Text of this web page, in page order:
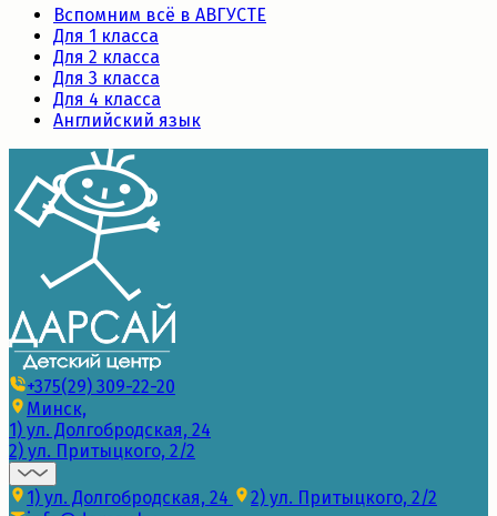
Вспомним всё в АВГУСТЕ
Для 1 класса
Для 2 класса
Для 3 класса
Для 4 класса
Английский язык
+375(29) 309-22-20
Минск,
1) ул. Долгобродская, 24
2) ул. Притыцкого, 2/2
1) ул. Долгобродская, 24
2) ул. Притыцкого, 2/2